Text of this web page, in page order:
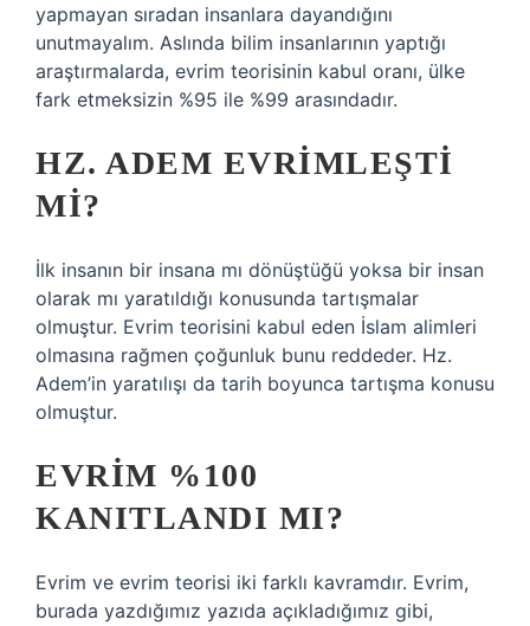
yapmayan sıradan insanlara dayandığını
unutmayalım. Aslında bilim insanlarının yaptığı
araştırmalarda, evrim teorisinin kabul oranı, ülke
fark etmeksizin %95 ile %99 arasındadır.
HZ. ADEM EVRIMLEŞTI
MI?
İlk insanın bir insana mı dönüştüğü yoksa bir insan
olarak mı yaratıldığı konusunda tartışmalar
olmuştur. Evrim teorisini kabul eden İslam alimleri
olmasına rağmen çoğunluk bunu reddeder. Hz.
Adem’in yaratılışı da tarih boyunca tartışma konusu
olmuştur.
EVRIM %100
KANITLANDI MI?
Evrim ve evrim teorisi iki farklı kavramdır. Evrim,
burada yazdığımız yazıda açıkladığımız gibi,